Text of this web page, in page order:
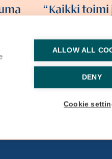
Kaikki
olivat
todella
ALLOW ALL
DENY
Cookie